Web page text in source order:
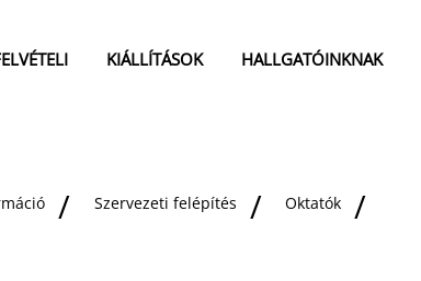
KIÁLLÍTÁSOK HALLGATÓINKNAK
Szervezeti felépítés Oktatók